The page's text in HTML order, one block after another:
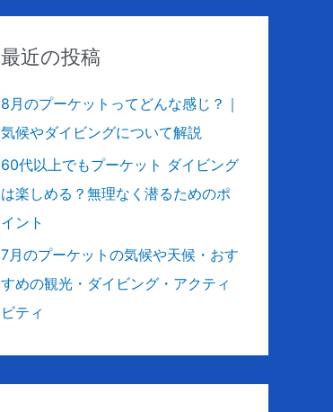
:最近の投稿
8月のプーケットってどんな感じ？｜
気候やダイビングについて解説
60代以上でもプーケット ダイビング
は楽しめる？無理なく潜るためのポ
イント
7月のプーケットの気候や天候・おす
すめの観光・ダイビング・アクティ
ビティ